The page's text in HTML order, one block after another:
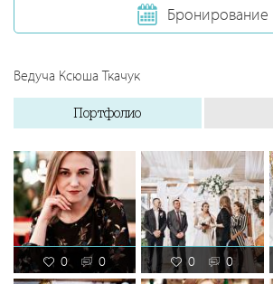
Бронирование
Ведуча Ксюша Ткачук
Портфолио
0 0 0 0